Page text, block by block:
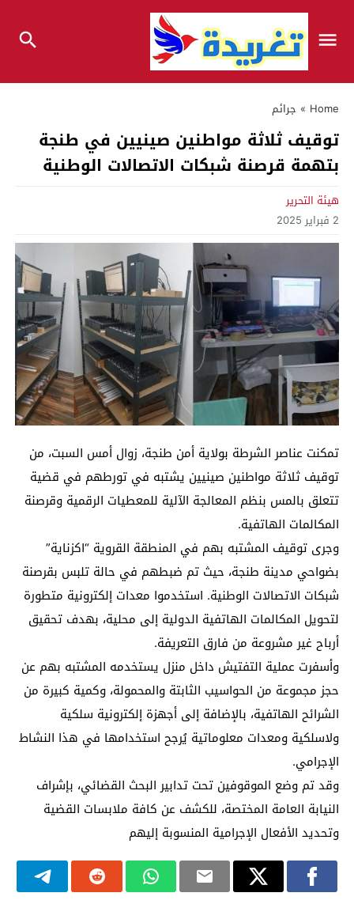
Home
» جرائم
توقيف ثلاثة مواطنين صينيين في طنجة
بتهمة قرصنة شبكات الاتصالات الوطنية
هيئة التحرير
2 فبراير 2025
تمكنت عناصر الشرطة بولاية أمن طنجة، زوال أمس السبت، من
توقيف ثلاثة مواطنين صينيين يشتبه في تورطهم في قضية
تتعلق بالمس بنظم المعالجة الآلية للمعطيات الرقمية وقرصنة
المكالمات الهاتفية.
وجرى توقيف المشتبه بهم في المنطقة القروية “اكزناية”
بضواحي مدينة طنجة، حيث تم ضبطهم في حالة تلبس بقرصنة
شبكات الاتصالات الوطنية. استخدموا معدات إلكترونية متطورة
لتحويل المكالمات الهاتفية الدولية إلى محلية، بهدف تحقيق
أرباح غير مشروعة من فارق التعريفة.
وأسفرت عملية التفتيش داخل منزل يستخدمه المشتبه بهم عن
حجز مجموعة من الحواسيب الثابتة والمحمولة، وكمية كبيرة من
الشرائح الهاتفية، بالإضافة إلى أجهزة إلكترونية سلكية
ولاسلكية ومعدات معلوماتية يُرجح استخدامها في هذا النشاط
الإجرامي.
وقد تم وضع الموقوفين تحت تدابير البحث القضائي، بإشراف
النيابة العامة المختصة، للكشف عن كافة ملابسات القضية
وتحديد الأفعال الإجرامية المنسوبة إليهم